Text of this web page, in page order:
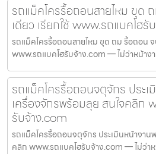
รถแม็คโครรื้อถอนสายไหม ขุด
เดียว เรียกใช้ www.รถแบคโฮรั
รถแม็คโครรื้อถอนสายไหม ขุด ถม รื้อถอน จ
www.รถแบคโฮรับจ้าง.com — ไม่ว่าหน้าง
รถแม็คโครรื้อถอนจตุจักร ประเ
เครื่องจักรพร้อมลุย สนใจคลิก
รับจ้าง.com
รถแม็คโครรื้อถอนจตุจักร ประเมินหน้างาน
คลิก www.รถแบคโฮรับจ้าง.com — ไม่ว่า